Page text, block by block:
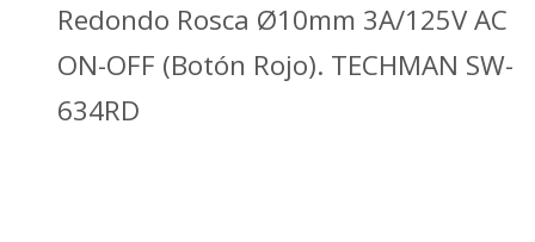
Redondo Rosca Ø10mm 3A/125V AC
ON-OFF (Botón Rojo). TECHMAN SW-
634RD